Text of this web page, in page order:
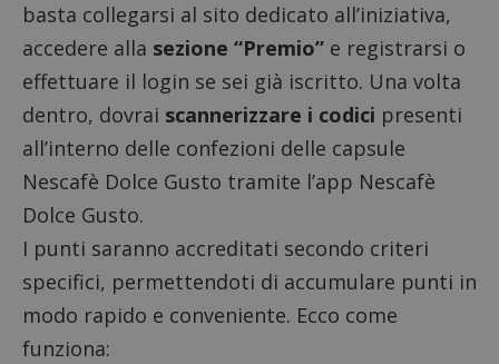
basta collegarsi al sito dedicato all’iniziativa,
accedere alla sezione “Premio” e registrarsi o
effettuare il login se sei già iscritto. Una volta
dentro, dovrai scannerizzare i codici presenti
all’interno delle confezioni delle capsule
Nescafè Dolce Gusto tramite l’app Nescafè
Dolce Gusto.
I punti saranno accreditati secondo criteri
specifici, permettendoti di accumulare punti in
modo rapido e conveniente. Ecco come
funziona: